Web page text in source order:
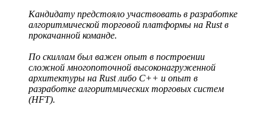
Кандидату предстояло участвовать в разработке
алгоритмической торговой платформы на Rust в
прокачанной команде.
По скиллам был важен опыт в построении
сложной многопоточной высоконагруженной
архитектуры на Rust либо С++ и опыт в
разработке алгоритмических торговых систем
(HFT).